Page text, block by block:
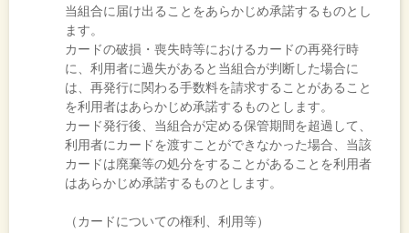
当組合に届け出ることをあらかじめ承諾するものとし
ます。
カードの破損・喪失時等におけるカードの再発行時
に、利用者に過失があると当組合が判断した場合に
は、再発行に関わる手数料を請求することがあること
を利用者はあらかじめ承諾するものとします。
カード発行後、当組合が定める保管期間を超過して、
利用者にカードを渡すことができなかった場合、当該
カードは廃棄等の処分をすることがあることを利用者
はあらかじめ承諾するものとします。
（カードについての権利、利用等）